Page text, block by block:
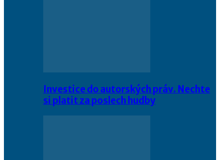
Investice do autorských práv. Nechte
si platit za poslech hudby